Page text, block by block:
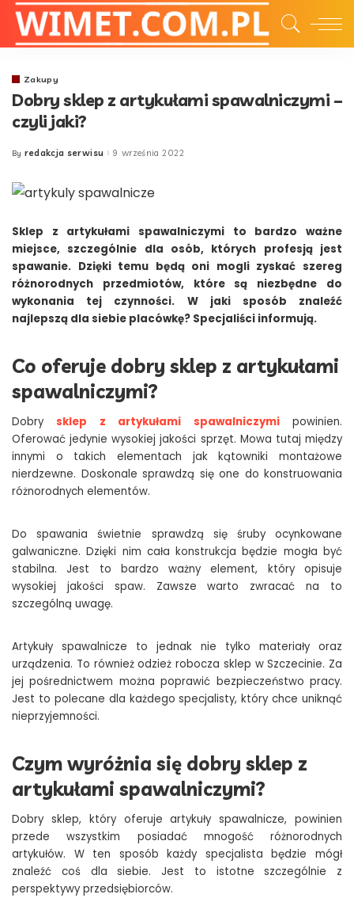
Zakupy
Dobry sklep z artykułami spawalniczymi –
czyli jaki?
Posted
By redakcja serwisu 9 września 2022
Sklep z artykułami spawalniczymi to bardzo ważne
miejsce, szczególnie dla osób, których profesją jest
spawanie. Dzięki temu będą oni mogli zyskać szereg
różnorodnych przedmiotów, które są niezbędne do
wykonania tej czynności. W jaki sposób znaleźć
najlepszą dla siebie placówkę? Specjaliści informują.
Co oferuje dobry sklep z artykułami
spawalniczymi?
Dobrysklep z artykułami spawalniczymipowinien.
Oferować jedynie wysokiej jakości sprzęt. Mowa tutaj między
innymi o takich elementach jak kątowniki montażowe
nierdzewne. Doskonale sprawdzą się one do konstruowania
różnorodnych elementów.
Do spawania świetnie sprawdzą się śruby ocynkowane
galwaniczne. Dzięki nim cała konstrukcja będzie mogła być
stabilna. Jest to bardzo ważny element, który opisuje
wysokiej jakości spaw. Zawsze warto zwracać na to
szczególną uwagę.
Artykuły spawalnicze to jednak nie tylko materiały oraz
urządzenia. To również odzież robocza sklep w Szczecinie. Za
jej pośrednictwem można poprawić bezpieczeństwo pracy.
Jest to polecane dla każdego specjalisty, który chce uniknąć
nieprzyjemności.
Czym wyróżnia się dobry sklep z
artykułami spawalniczymi?
Dobry sklep, który oferuje artykuły spawalnicze, powinien
przede wszystkim posiadać mnogość różnorodnych
artykułów. W ten sposób każdy specjalista będzie mógł
znaleźć coś dla siebie. Jest to istotne szczególnie z
perspektywy przedsiębiorców.